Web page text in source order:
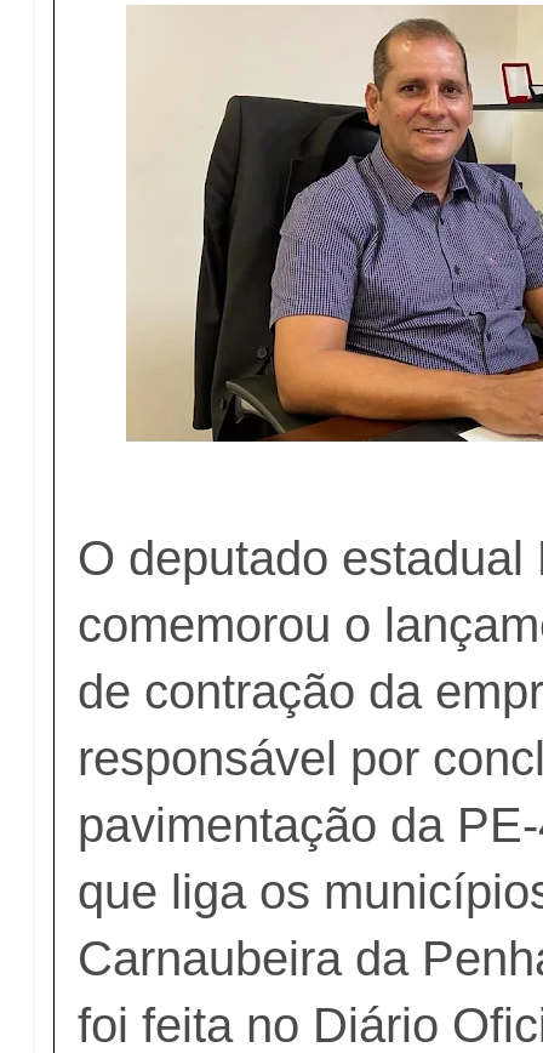
O deputado estadual
comemorou o
de contração da
responsável por
pavimentação da
que liga os
Carnaubeira da
foi feita no Diário